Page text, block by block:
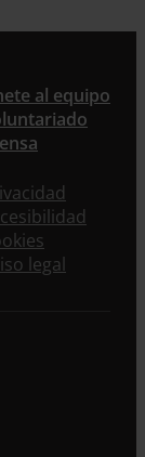
los
de
al equipo
legal